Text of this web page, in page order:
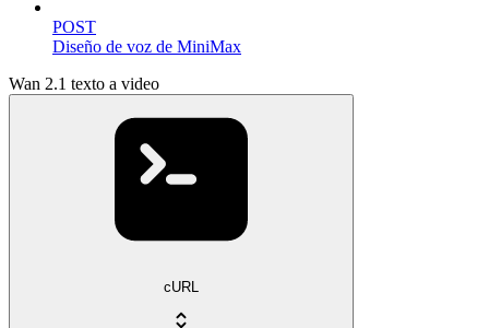
POST
Diseño de voz de MiniMax
Wan 2.1 texto a video
cURL